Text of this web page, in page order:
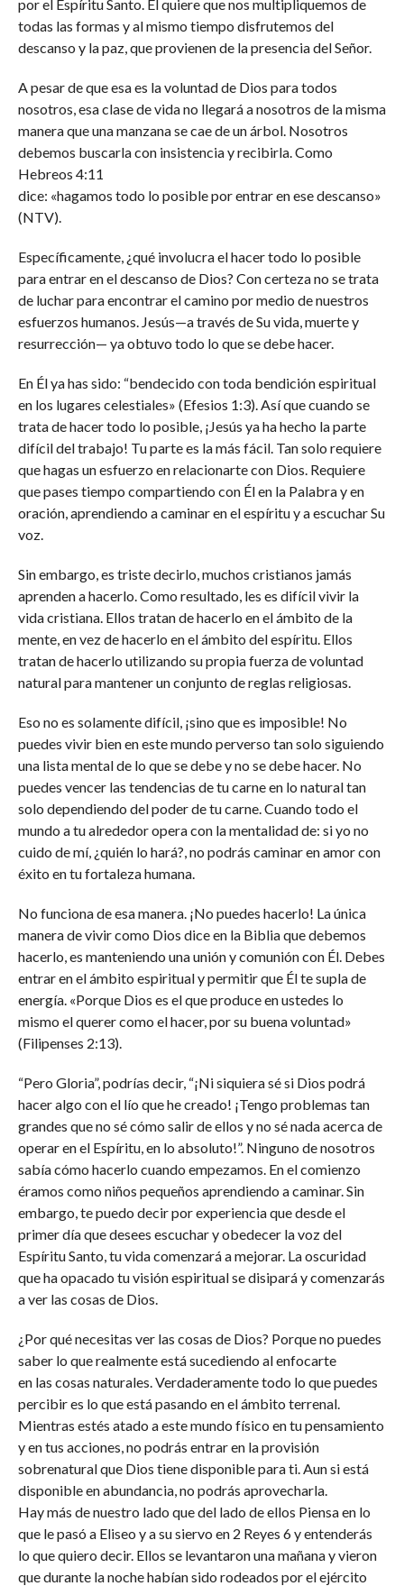
por el Espíritu Santo. Él quiere que nos multipliquemos de
todas las formas y al mismo tiempo disfrutemos del
descanso y la paz, que provienen de la presencia del Señor.
A pesar de que esa es la voluntad de Dios para todos
nosotros, esa clase de vida no llegará a nosotros de la misma
manera que una manzana se cae de un árbol. Nosotros
debemos buscarla con insistencia y recibirla. Como
Hebreos 4:11
dice: «hagamos todo lo posible por entrar en ese descanso»
(NTV).
Específicamente, ¿qué involucra el hacer todo lo posible
para entrar en el descanso de Dios? Con certeza no se trata
de luchar para encontrar el camino por medio de nuestros
esfuerzos humanos. Jesús—a través de Su vida, muerte y
resurrección— ya obtuvo todo lo que se debe hacer.
En Él ya has sido: “bendecido con toda bendición espiritual
en los lugares celestiales» (Efesios 1:3). Así que cuando se
trata de hacer todo lo posible, ¡Jesús ya ha hecho la parte
difícil del trabajo! Tu parte es la más fácil. Tan solo requiere
que hagas un esfuerzo en relacionarte con Dios. Requiere
que pases tiempo compartiendo con Él en la Palabra y en
oración, aprendiendo a caminar en el espíritu y a escuchar Su
voz.
Sin embargo, es triste decirlo, muchos cristianos jamás
aprenden a hacerlo. Como resultado, les es difícil vivir la
vida cristiana. Ellos tratan de hacerlo en el ámbito de la
mente, en vez de hacerlo en el ámbito del espíritu. Ellos
tratan de hacerlo utilizando su propia fuerza de voluntad
natural para mantener un conjunto de reglas religiosas.
Eso no es solamente difícil, ¡sino que es imposible! No
puedes vivir bien en este mundo perverso tan solo siguiendo
una lista mental de lo que se debe y no se debe hacer. No
puedes vencer las tendencias de tu carne en lo natural tan
solo dependiendo del poder de tu carne. Cuando todo el
mundo a tu alrededor opera con la mentalidad de: si yo no
cuido de mí, ¿quién lo hará?, no podrás caminar en amor con
éxito en tu fortaleza humana.
No funciona de esa manera. ¡No puedes hacerlo! La única
manera de vivir como Dios dice en la Biblia que debemos
hacerlo, es manteniendo una unión y comunión con Él. Debes
entrar en el ámbito espiritual y permitir que Él te supla de
energía. «Porque Dios es el que produce en ustedes lo
mismo el querer como el hacer, por su buena voluntad»
(Filipenses 2:13).
“Pero Gloria”, podrías decir, “¡Ni siquiera sé si Dios podrá
hacer algo con el lío que he creado! ¡Tengo problemas tan
grandes que no sé cómo salir de ellos y no sé nada acerca de
operar en el Espíritu, en lo absoluto!”. Ninguno de nosotros
sabía cómo hacerlo cuando empezamos. En el comienzo
éramos como niños pequeños aprendiendo a caminar. Sin
embargo, te puedo decir por experiencia que desde el
primer día que desees escuchar y obedecer la voz del
Espíritu Santo, tu vida comenzará a mejorar. La oscuridad
que ha opacado tu visión espiritual se disipará y comenzarás
a ver las cosas de Dios.
¿Por qué necesitas ver las cosas de Dios? Porque no puedes
saber lo que realmente está sucediendo al enfocarte
en las cosas naturales. Verdaderamente todo lo que puedes
percibir es lo que está pasando en el ámbito terrenal.
Mientras estés atado a este mundo físico en tu pensamiento
y en tus acciones, no podrás entrar en la provisión
sobrenatural que Dios tiene disponible para ti. Aun si está
disponible en abundancia, no podrás aprovecharla.
Hay más de nuestro lado que del lado de ellos Piensa en lo
que le pasó a Eliseo y a su siervo en 2 Reyes 6 y entenderás
lo que quiero decir. Ellos se levantaron una mañana y vieron
que durante la noche habían sido rodeados por el ejército